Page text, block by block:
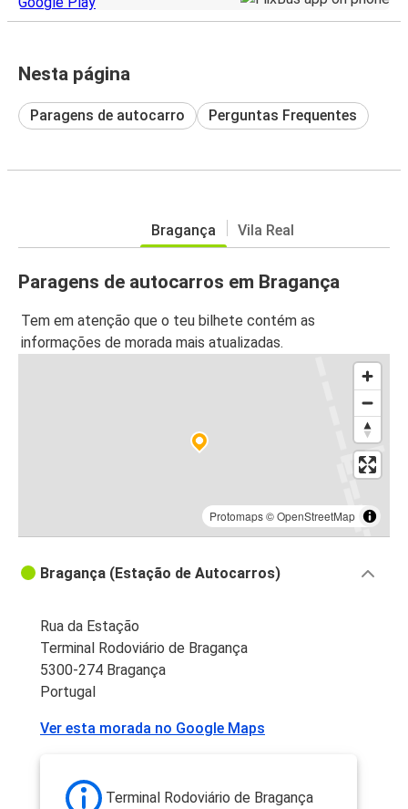
Nesta página
Paragens de autocarro Perguntas Frequentes
Bragança Vila Real
Paragens de autocarros em Bragança
Tem em atenção que o teu bilhete contém as
informações de morada mais atualizadas.
Protomaps©OpenStreetMap
Bragança (Estação de Autocarros)
Rua da Estação
Terminal Rodoviário de Bragança
5300-274 Bragança
Portugal
Ver esta morada no Google Maps
Terminal Rodoviário de Bragança